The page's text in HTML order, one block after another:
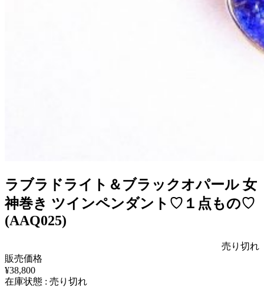
ラブラドライト＆ブラックオパール 女
神巻き ツインペンダント♡１点もの♡
(AAQ025)
売り切れ
販売価格
¥38,800
在庫状態 : 売り切れ